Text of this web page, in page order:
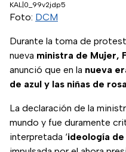
KAL|0_99v2jdp5
Foto: DCM
Durante la toma de
nueva ministra de Mujer,
anunció que en la nueva
de azul y las niñas de
La declaración de la
mundo y fue duramente
interpretada ‘ideología